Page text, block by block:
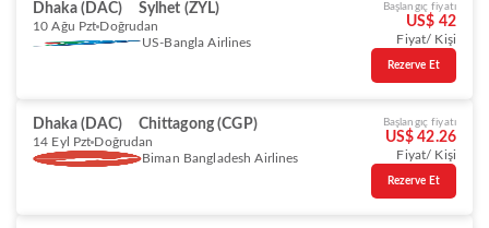
Dhaka (DAC) Sylhet (ZYL)
10 Ağu Pzt Doğrudan
US-Bangla Airlines
Başlangıç fiyatı
US$ 42
Fiyat/ Kişi
Rezerve Et
Dhaka (DAC) Chittagong (CGP)
14 Eyl Pzt Doğrudan
Biman Bangladesh Airlines
Başlangıç fiyatı
US$ 42.26
Fiyat/ Kişi
Rezerve Et